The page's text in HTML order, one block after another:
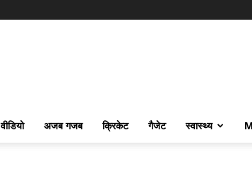
वीडियो अजब गजब क्रिकेट गैजेट स्वास्थ्य